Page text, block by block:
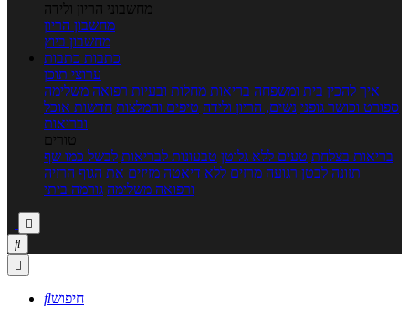
מחשבוני הריון ולידה
מחשבון הריון
מחשבון ביוץ
כתבות כתבות
ערוצי תוכן
איך להכין בית ומשפחה בריאות מחלות ובעיות רפואה משלימה
ספורט וכושר גופני נשים, הריון ולידה טיפים והמלצות חדשות אוכל
ובריאות
טורים
בריאות בצלחת טעים ללא גלוטן טבעונות לבריאות לבשל כמו שף
תזונה לבטן רגועה מרזים ללא דיאטה מזיזים את הגוף הרזיה
ורפואה משלימה גורמה ביתי



חיפוש